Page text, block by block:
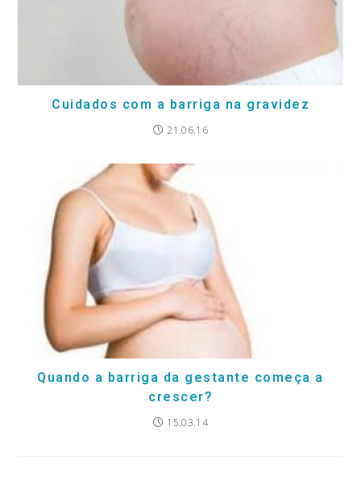
Cuidados com a barriga na gravidez
21.06.16
Quando a barriga da gestante começa a
crescer?
15.03.14